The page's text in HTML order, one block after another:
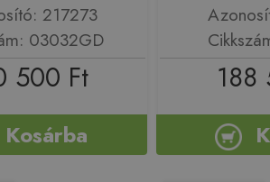
217273
03032GD
500 Ft
Kosárba
188